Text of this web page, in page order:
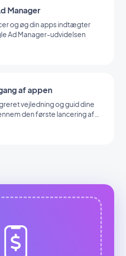
Manager
og øg din apps indtægter
Ad Manager-udvidelsen
af appen
vejledning og guid dine
den første lancering af